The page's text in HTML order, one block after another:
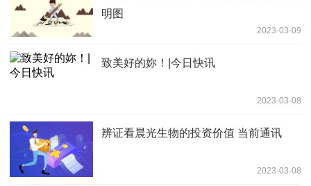
明图
2023-03-09
致美好的妳！|今日快讯
2023-03-08
辨证看晨光生物的投资价值 当前通讯
2023-03-08